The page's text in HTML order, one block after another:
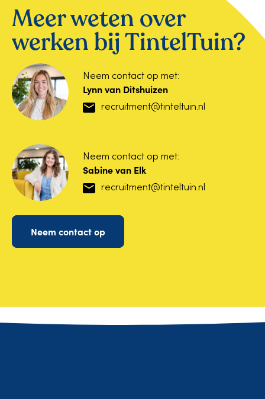
Meer weten over
werken bij TintelTuin?
Neem contact op met:
Lynn van Ditshuizen
recruitment@tinteltuin.nl
Neem contact op met:
Sabine van Elk
recruitment@tinteltuin.nl
Neem contact op